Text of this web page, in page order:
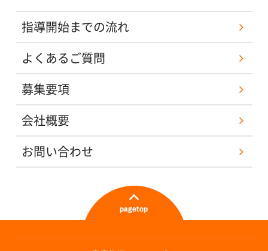
指導開始までの流れ
よくあるご質問
募集要項
会社概要
お問い合わせ